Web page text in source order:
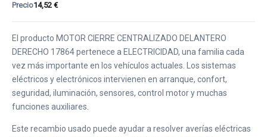
Precio14,52 €
El producto MOTOR CIERRE CENTRALIZADO DELANTERO
DERECHO 17864 pertenece a ELECTRICIDAD, una familia cada
vez más importante en los vehículos actuales. Los sistemas
eléctricos y electrónicos intervienen en arranque, confort,
seguridad, iluminación, sensores, control motor y muchas
funciones auxiliares.
Este recambio usado puede ayudar a resolver averías eléctricas